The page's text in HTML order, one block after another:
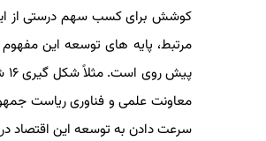
کوشش برای کسب سهم درستی از این
مرتبط، پایه های توسعه این
معاونت علمی و فناوری ریاست
سرعت دادن به توسعه این اقتصاد در